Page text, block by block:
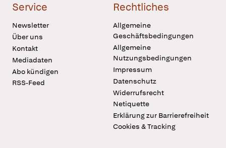
Service
Newsletter
Über uns
Kontakt
Mediadaten
Abo kündigen
RSS-Feed
Rechtliches
Allgemeine
Geschäftsbedingungen
Allgemeine
Nutzungsbedingungen
Impressum
Datenschutz
Widerrufsrecht
Netiquette
Erklärung zur Barrierefreiheit
Cookies & Tracking